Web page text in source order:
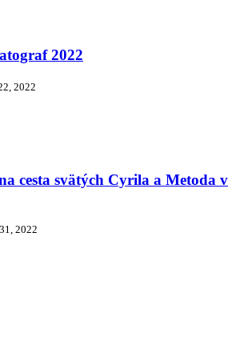
2022
2022
cesta svätých Cyrila a Metoda v
2022